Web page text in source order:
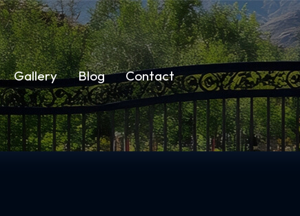
Gallery Blog Contact